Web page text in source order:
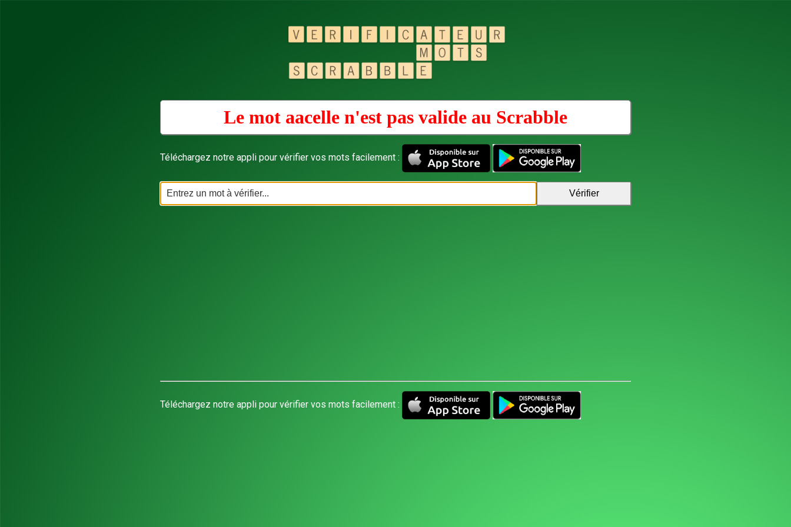
Le mot aacelle n'est pas valide au Scrabble
Téléchargez notre appli pour vérifier vos mots facilement :
Téléchargez notre appli pour vérifier vos mots facilement :